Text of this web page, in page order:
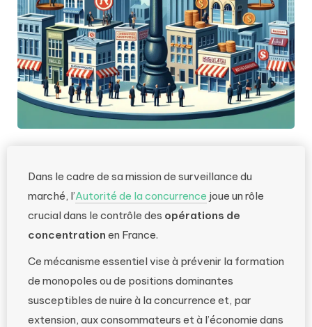
Dans le cadre de sa mission de surveillance du
marché, l’Autorité de la concurrence joue un rôle
crucial dans le contrôle des opérations de
concentration en France.
Ce mécanisme essentiel vise à prévenir la formation
de monopoles ou de positions dominantes
susceptibles de nuire à la concurrence et, par
extension, aux consommateurs et à l’économie dans